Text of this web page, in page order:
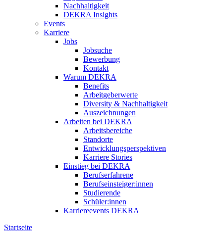
Nachhaltigkeit
DEKRA Insights
Events
Karriere
Jobs
Jobsuche
Bewerbung
Kontakt
Warum DEKRA
Benefits
Arbeitgeberwerte
Diversity & Nachhaltigkeit
Auszeichnungen
Arbeiten bei DEKRA
Arbeitsbereiche
Standorte
Entwicklungsperspektiven
Karriere Stories
Einstieg bei DEKRA
Berufserfahrene
Berufseinsteiger:innen
Studierende
Schüler:innen
Karriereevents DEKRA
Startseite